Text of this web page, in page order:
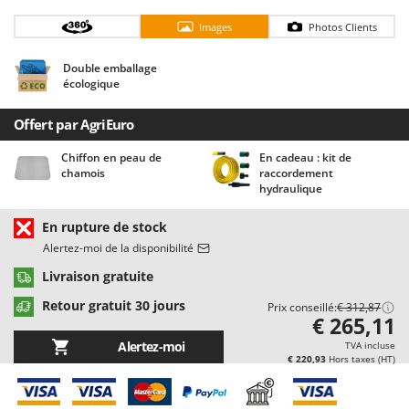
Chaudrons électriques pour polenta
Cisailles à gazon à batterie
Cisailles taille-haies manuelles
Climatiseurs
Compresseurs d'air électriques
Compresseurs pour la récolte des olives et la taille
Coupe-bordures - Trimmers
Coupe-branches
Couveuses à œufs
Cultivateurs Tiller à ressorts - Extirpateurs
D
Débroussailleuses
Décompacteurs agricoles
Découpeurs plasma
Déplaqueuses de gazon
Barbieri
Batavia
Benassi
Berkel
Bernardi
Bertolini Pumps
Besser Vacuum
Bestway
Black & Decker
BlackStone
Bomet
Images Photos Clients
Double emballage
écologique
Offert par AgriEuro
Chiffon en peau de
chamois
En cadeau : kit de
raccordement
hydraulique
En rupture de stock
Alertez-moi de la disponibilité
Livraison gratuite
Retour gratuit 30 jours
Prix conseillé:€ 312,87
Alertez-moi
€ 265,11
TVA incluse
€ 220,93 Hors taxes (HT)